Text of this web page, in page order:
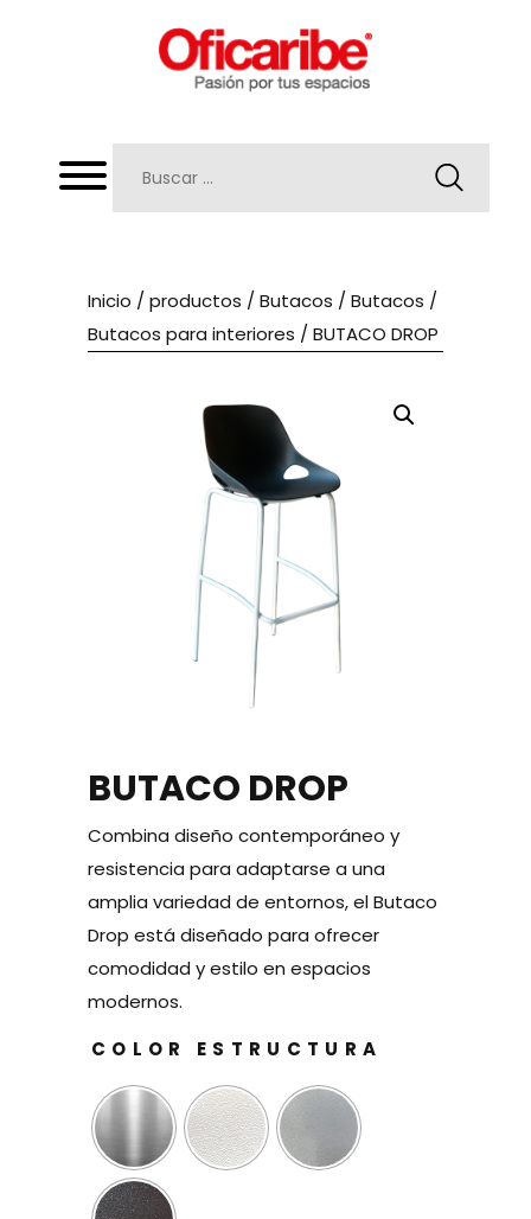
Inicio /productos /Butacos /Butacos /
Butacos para interiores / BUTACO DROP
BUTACO DROP
Combina diseño contemporáneo y
resistencia para adaptarse a una
amplia variedad de entornos, el Butaco
Drop está diseñado para ofrecer
comodidad y estilo en espacios
modernos.
COLOR ESTRUCTURA